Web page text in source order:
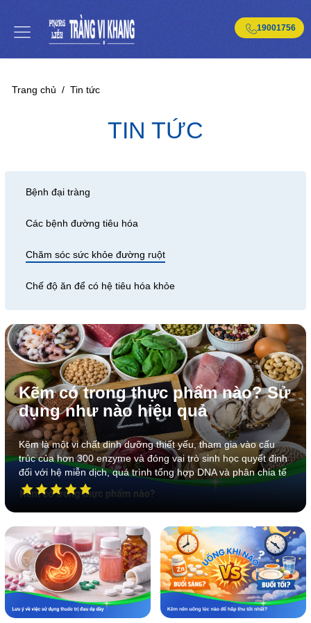
19001756
Trang chủ / Tin tức
TIN TỨC
Bệnh đại tràng
Các bệnh đường tiêu hóa
Chăm sóc sức khỏe đường ruột
Chế độ ăn để có hệ tiêu hóa khỏe
Kẽm có trong thực phẩm nào? Sử
dụng như nào hiệu quả
Kẽm là một vi chất dinh dưỡng thiết yếu, tham gia vào cấu
trúc của hơn 300 enzyme và đóng vai trò sinh học quyết định
đối với hệ miễn dịch, quá trình tổng hợp DNA và phân chia tế
bào. Do cơ thể con người không có hệ thống lưu trữ kẽm
chuyên biệt, việc bổ sung vi chất này qua chế độ ăn uống
hàng ngày là bắt buộc.